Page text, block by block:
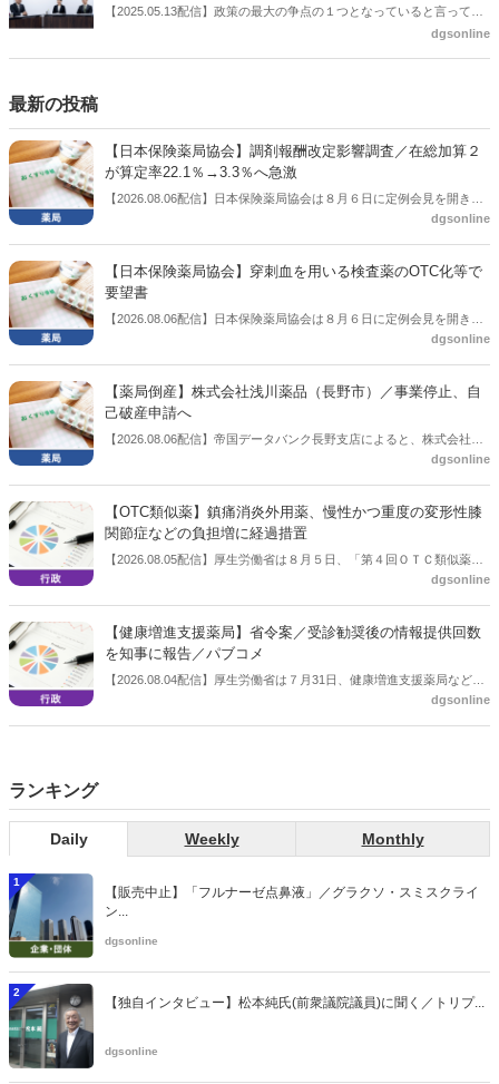
【2025.05.13配信】政策の最大の争点の１つとなっていると言っても
よいのが社会保障のこれからのあり方だ。特に与党では、政府関係者
dgsonline
最新の投稿
【日本保険薬局協会】調剤報酬改定影響調査／在総加算２
が算定率22.1％→3.3％へ急激
【2026.08.06配信】日本保険薬局協会は８月６日に定例会見を開き、
「令和８年度調剤報酬改定に係る保険薬局への影響」の調査結果を公
3.3％へ大きく低下した。
dgsonline
【日本保険薬局協会】穿刺血を用いる検査薬のOTC化等で
要望書
【2026.08.06配信】日本保険薬局協会は８月６日に定例会見を開き、
「穿刺血を用いる検査薬のOTC化等に関する要望書」を厚生労働省 医
dgsonline
【薬局倒産】株式会社浅川薬品（長野市）／事業停止、自
己破産申請へ
【2026.08.06配信】帝国データバンク長野支店によると、株式会社浅
川薬品（長野市）は7月31日に事業を停止し、自己破産申請の準備に
dgsonline
【OTC類似薬】鎮痛消炎外用薬、慢性かつ重度の変形性膝
関節症などの負担増に経過措置
【2026.08.05配信】厚生労働省は８月５日、「第４回ＯＴＣ類似薬の
保険給付の見直しの実施に向けた技術的検討会」を開催。「中間とり
会等に報告し、令和８年秋頃を目途に結論を得る予定。
dgsonline
【健康増進支援薬局】省令案／受診勧奨後の情報提供回数
を知事に報告／パブコメ
【2026.08.04配信】厚生労働省は７月31日、健康増進支援薬局などに
関する省令案を示し、パブコメを開始した。受診勧奨を行った後に、
dgsonline
ランキング
Daily Weekly Monthly
1
【販売中止】「フルナーゼ点鼻液」／グラクソ・スミスクライ
ン...
dgsonline
2
【独自インタビュー】松本純氏(前衆議院議員)に聞く／トリプ...
dgsonline